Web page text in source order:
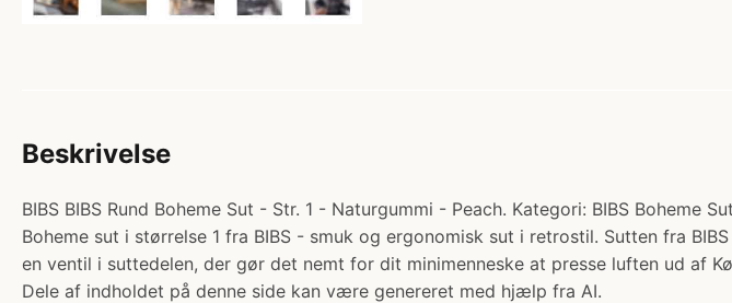
Beskrivelse
BIBS BIBS Rund Boheme Sut - Str. 1 - Naturgummi - Peach. Kategori: BIBS
Boheme sut i størrelse 1 fra BIBS - smuk og ergonomisk sut i retrostil. Sutten fra
en ventil i suttedelen, der gør det nemt for dit minimenneske at presse luften ud af
Dele af indholdet på denne side kan være genereret med hjælp fra AI.